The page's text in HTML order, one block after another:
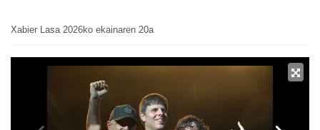
Xabier Lasa 2026ko ekainaren 20a